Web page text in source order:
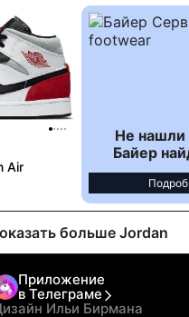
Air
Не нашли
Байер
больше Jordan
Приложение
в Телеграме
Ильи Бирмана